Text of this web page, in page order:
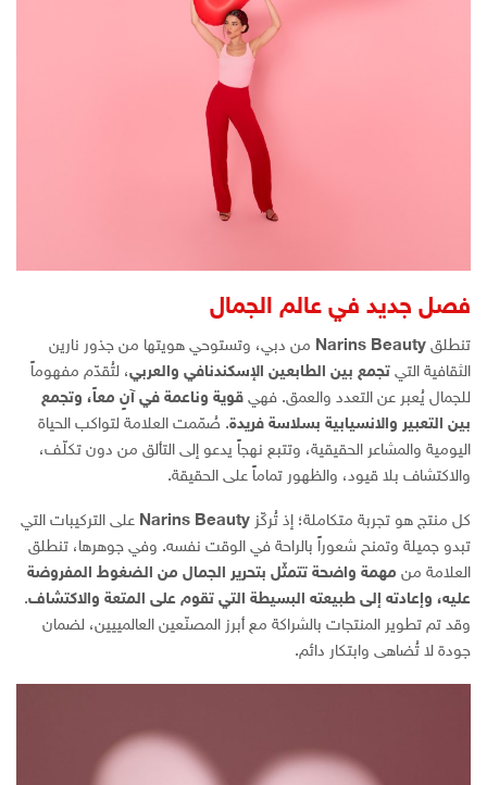
فصل جديد في عالم الجمال
تنطلق Narins Beauty من دبي، وتستوحي هويتها من جذور نارين
الثقافية التي تجمع بين الطابعين الإسكندنافي والعربي، لتُقدّم مفهوماً
للجمال يُعبر عن التعدد والعمق. فهي قوية وناعمة في آنٍ معاً، وتجمع
بين التعبير والانسيابية بسلاسة فريدة. صُمّمت العلامة لتواكب الحياة
اليومية والمشاعر الحقيقية، وتتبع نهجاً يدعو إلى التألق من دون تكلّف،
والاكتشاف بلا قيود، والظهور تماماً على الحقيقة.
كل منتج هو تجربة متكاملة؛ إذ تُركّز Narins Beauty على التركيبات التي
تبدو جميلة وتمنح شعوراً بالراحة في الوقت نفسه. وفي جوهرها، تنطلق
العلامة من مهمة واضحة تتمثّل بتحرير الجمال من الضغوط المفروضة
عليه، وإعادته إلى طبيعته البسيطة التي تقوم على المتعة والاكتشاف.
وقد تم تطوير المنتجات بالشراكة مع أبرز المصنّعين العالمييين، لضمان
جودة لا تُضاهى وابتكار دائم.